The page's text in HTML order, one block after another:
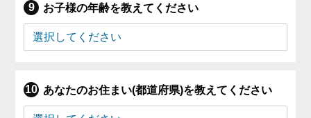
お子様の年齢を教えてください
あなたのお住まい(都道府県)を教えてください